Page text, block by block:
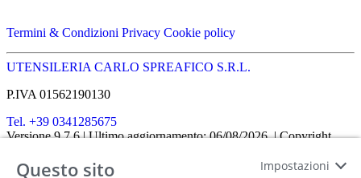
Termini & Condizioni Privacy Cookie policy
UTENSILERIA CARLO SPREAFICO S.R.L.
P.IVA 01562190130
Tel. +39 0341285675
Versione 9.7.6 | Ultimo aggiornamento: 06/08/2026 | Copyright
Home| Chi siamo| Approfondimenti
Questo sito Impostazioni